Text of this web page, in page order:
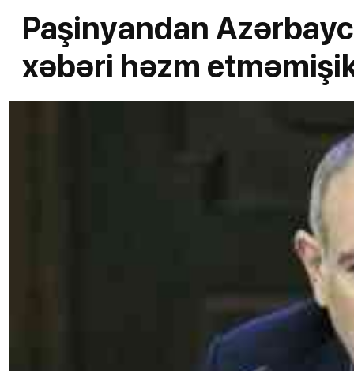
Paşinyandan
xəbəri həzm